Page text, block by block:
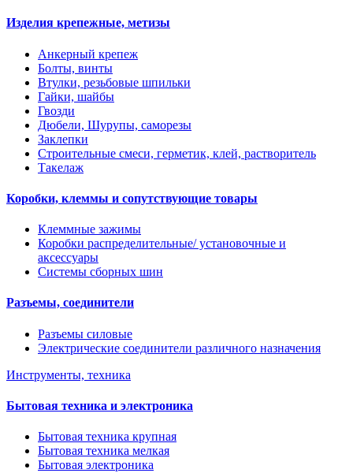
Изделия крепежные, метизы
Анкерный крепеж
Болты, винты
Втулки, резьбовые шпильки
Гайки, шайбы
Гвозди
Дюбели, Шурупы, саморезы
Заклепки
Строительные смеси, герметик, клей, растворитель
Такелаж
Коробки, клеммы и сопутствующие товары
Клеммные зажимы
Коробки распределительные/ установочные и
аксессуары
Системы сборных шин
Разъемы, соединители
Разъемы силовые
Электрические соединители различного назначения
Инструменты, техника
Бытовая техника и электроника
Бытовая техника крупная
Бытовая техника мелкая
Бытовая электроника